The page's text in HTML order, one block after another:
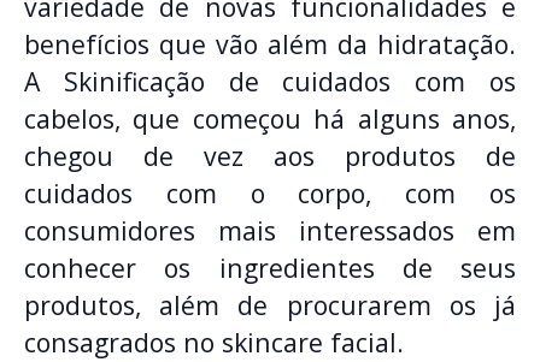
variedade de novas funcionalidades e
benefícios que vão além da hidratação.
A Skinificação de cuidados com os
cabelos, que começou há alguns anos,
chegou de vez aos produtos de
cuidados com o corpo, com os
consumidores mais interessados em
conhecer os ingredientes de seus
produtos, além de procurarem os já
consagrados no skincare facial.